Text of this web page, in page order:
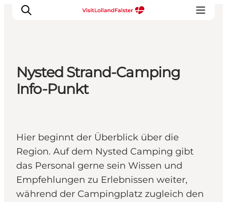
Natur und Outdoor
Urlaubsplaner
Nysted Strand-Camping
Info-Punkt
Hier beginnt der Überblick über die
Region. Auf dem Nysted Camping gibt
das Personal gerne sein Wissen und
Empfehlungen zu Erlebnissen weiter,
während der Campingplatz zugleich den